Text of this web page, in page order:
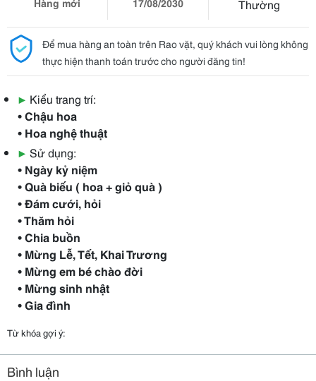
Hàng mới
17/08/2030
Thường
Để mua hàng an toàn trên Rao vặt, quý khách vui lòng không
thực hiện thanh toán trước cho người đăng tin!
▶ Kiểu trang trí:
• Chậu hoa
• Hoa nghệ thuật
▶ Sử dụng:
• Ngày kỷ niệm
• Quà biếu ( hoa + giỏ quà )
• Đám cưới, hỏi
• Thăm hỏi
• Chia buồn
• Mừng Lễ, Tết, Khai Trương
• Mừng em bé chào đời
• Mừng sinh nhật
• Gia đình
Từ khóa gợi ý:
Bình luận